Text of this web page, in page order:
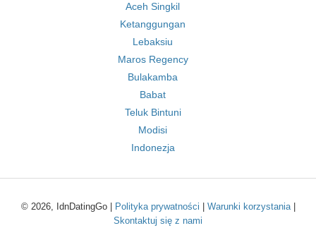
Aceh Singkil
Ketanggungan
Lebaksiu
Maros Regency
Bulakamba
Babat
Teluk Bintuni
Modisi
Indonezja
© 2026, IdnDatingGo | Polityka prywatności Warunki korzystania|
Skontaktuj się z nami